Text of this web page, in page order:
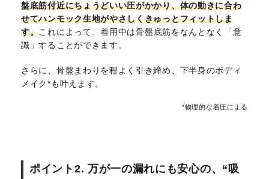
盤底筋付近にちょうどいい圧がかかり、体の動きに合わ
せてハンモック生地がやさしくきゅっとフィットしま
す。これによって、着用中は骨盤底筋をなんとなく「意
識」することができます。
さらに、骨盤まわりを程よく引き締め、下半身のボディ
メイク*も叶えます。
*物理的な着圧による
ポイント2. 万が一の漏れにも安心の、“吸